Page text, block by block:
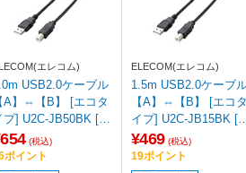
エレコム)
USB2.0ケーブル
A】⇔【B】 [エコタ
プ] U2C-JB50BK [E
RoHS指令準拠]
(税込)
ポイント
ELECOM(エレコム)
1.5m USB2.0ケーブ
【A】⇔【B】 [エコ
イプ] U2C-JB15BK [E
U RoHS指令準拠]
¥469 (税込)
19ポイント